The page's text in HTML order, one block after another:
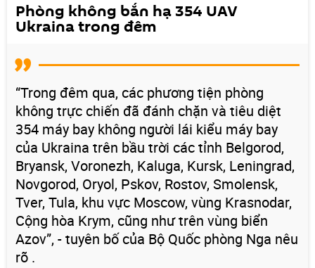
Phòng không bắn hạ 354 UAV
Ukraina trong đêm
“Trong đêm qua, các phương tiện phòng
không trực chiến đã đánh chặn và tiêu diệt
354 máy bay không người lái kiểu máy bay
của Ukraina trên bầu trời các tỉnh Belgorod,
Bryansk, Voronezh, Kaluga, Kursk, Leningrad,
Novgorod, Oryol, Pskov, Rostov, Smolensk,
Tver, Tula, khu vực Moscow, vùng Krasnodar,
Cộng hòa Krym, cũng như trên vùng biển
Azov”, - tuyên bố của Bộ Quốc phòng Nga nêu
rõ .